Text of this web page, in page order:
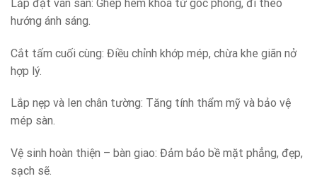
Lắp đặt ván sàn: Ghép hèm khóa từ góc phòng, đi theo
hướng ánh sáng.
Cắt tấm cuối cùng: Điều chỉnh khớp mép, chừa khe giãn nở
hợp lý.
Lắp nẹp và len chân tường: Tăng tính thẩm mỹ và bảo vệ
mép sàn.
Vệ sinh hoàn thiện – bàn giao: Đảm bảo bề mặt phẳng, đẹp,
sạch sẽ.